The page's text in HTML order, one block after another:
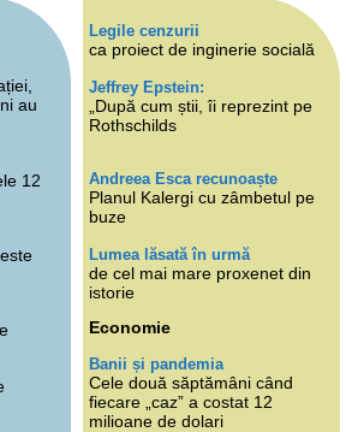
au
12
Legile cenzurii
ca proiect de inginerie socială
Jeffrey Epstein:
„După cum știi, îi reprezint pe
Rothschilds
Andreea Esca recunoaște
Planul Kalergi cu zâmbetul pe
buze
Lumea lăsată în urmă
de cel mai mare proxenet din
istorie
Economie
Banii și pandemia
Cele două săptămâni când
fiecare „caz” a costat 12
milioane de dolari